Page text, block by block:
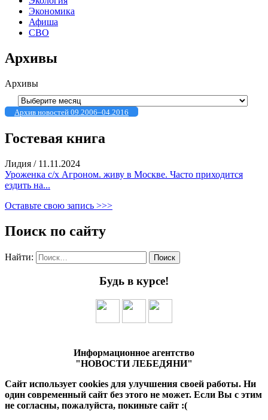
Экономика
Афиша
СВО
Архивы
Архивы
Архив новостей 09.2006–04.2016
Гостевая книга
Лидия / 11.11.2024
Уроженка с/х Агроном. живу в Москве. Часто приходится
ездить на...
Оставьте свою запись >>>
Поиск по сайту
Найти:
Будь в курсе!
Информационное агентство
"НОВОСТИ ЛЕБЕДЯНИ"
Сайт использует cookies для улучшения своей работы. Ни
один современный сайт без этого не может. Если Вы с этим
не согласны, пожалуйста, покиньте сайт :(